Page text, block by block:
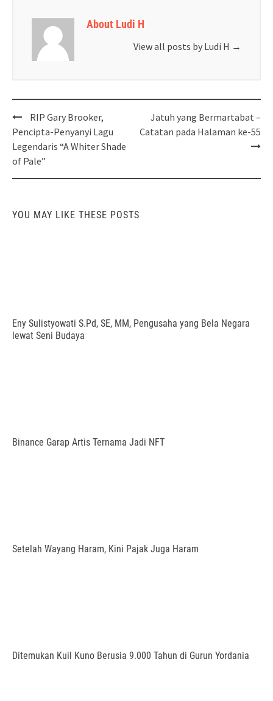
About Ludi H
View all posts by Ludi H →
Post
navigation
RIP Gary Brooker,
Pencipta-Penyanyi Lagu
Legendaris “A Whiter Shade
of Pale”
Jatuh yang Bermartabat –
Catatan pada Halaman ke-55
YOU MAY LIKE THESE POSTS
Eny Sulistyowati S.Pd, SE, MM, Pengusaha yang Bela Negara
lewat Seni Budaya
Binance Garap Artis Ternama Jadi NFT
Setelah Wayang Haram, Kini Pajak Juga Haram
Ditemukan Kuil Kuno Berusia 9.000 Tahun di Gurun Yordania